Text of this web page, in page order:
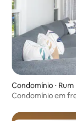
Condomínio ⋅
Condomínio em